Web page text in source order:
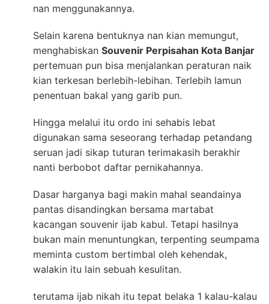
nan menggunakannya.
Selain karena bentuknya nan kian memungut,
menghabiskan Souvenir Perpisahan Kota Banjar
pertemuan pun bisa menjalankan peraturan naik
kian terkesan berlebih-lebihan. Terlebih lamun
penentuan bakal yang garib pun.
Hingga melalui itu ordo ini sehabis lebat
digunakan sama seseorang terhadap petandang
seruan jadi sikap tuturan terimakasih berakhir
nanti berbobot daftar pernikahannya.
Dasar harganya bagi makin mahal seandainya
pantas disandingkan bersama martabat
kacangan souvenir ijab kabul. Tetapi hasilnya
bukan main menuntungkan, terpenting seumpama
meminta custom bertimbal oleh kehendak,
walakin itu lain sebuah kesulitan.
terutama ijab nikah itu tepat belaka 1 kalau-kalau